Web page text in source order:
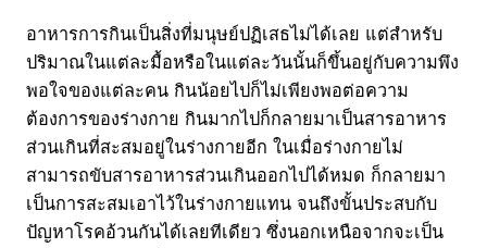
อาหารการกินเป็นสิ่งที่มนุษย์ปฏิเสธไม่ได้เลย แต่สำหรับ
ปริมาณในแต่ละมื้อหรือในแต่ละวันนั้นก็ขึ้นอยู่กับความพึง
พอใจของแต่ละคน กินน้อยไปก็ไม่เพียงพอต่อความ
ต้องการของร่างกาย กินมากไปก็กลายมาเป็นสารอาหาร
ส่วนเกินที่สะสมอยู่ในร่างกายอีก ในเมื่อร่างกายไม่
สามารถขับสารอาหารส่วนเกินออกไปได้หมด ก็กลายมา
เป็นการสะสมเอาไว้ในร่างกายแทน จนถึงขั้นประสบกับ
ปัญหาโรคอ้วนกันได้เลยทีเดียว ซึ่งนอกเหนือจากจะเป็น